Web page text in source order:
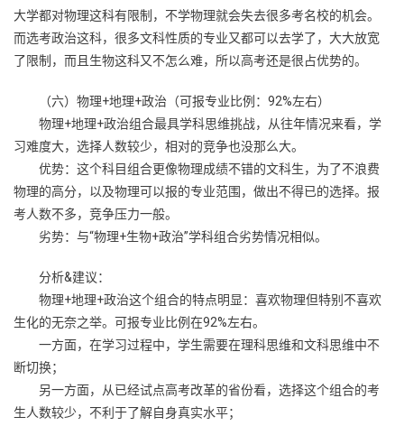
大学都对物理这科有限制，不学物理就会失去很多考名校的机会。
而选考政治这科，很多文科性质的专业又都可以去学了，大大放宽
了限制，而且生物这科又不怎么难，所以高考还是很占优势的。
（六）物理+地理+政治（可报专业比例：92%左右）
物理+地理+政治组合最具学科思维挑战，从往年情况来看，学
习难度大，选择人数较少，相对的竞争也没那么大。
优势：这个科目组合更像物理成绩不错的文科生，为了不浪费
物理的高分，以及物理可以报的专业范围，做出不得已的选择。报
考人数不多，竞争压力一般。
劣势：与“物理+生物+政治”学科组合劣势情况相似。
分析&建议：
物理+地理+政治这个组合的特点明显：喜欢物理但特别不喜欢
生化的无奈之举。可报专业比例在92%左右。
一方面，在学习过程中，学生需要在理科思维和文科思维中不
断切换；
另一方面，从已经试点高考改革的省份看，选择这个组合的考
生人数较少，不利于了解自身真实水平；